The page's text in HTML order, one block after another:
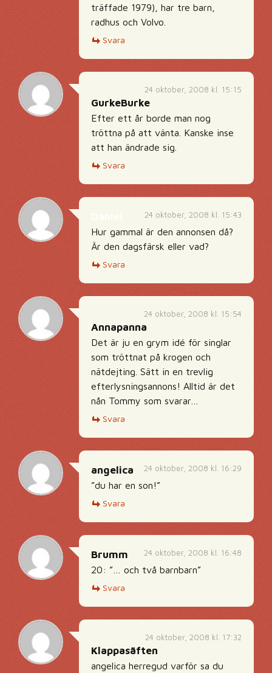
träffade 1979), har tre barn,
radhus och Volvo.
Svara
24 oktober, 2008 kl. 15:15
GurkeBurke
Efter ett år borde man nog
tröttna på att vänta. Kanske inse
att han ändrade sig.
Svara
24 oktober, 2008 kl. 15:43
Hur gammal är den annonsen då?
Är den dagsfärsk eller vad?
Svara
24 oktober, 2008 kl. 15:54
Annapanna
Det är ju en grym idé för singlar
som tröttnat på krogen och
nätdejting. Sätt in en trevlig
efterlysningsannons! Alltid är det
nån Tommy som svarar…
Svara
24 oktober, 2008 kl. 16:29
angelica
”du har en son!”
Svara
24 oktober, 2008 kl. 16:48
Brumm
20: ”… och två barnbarn”
Svara
24 oktober, 2008 kl. 17:32
Klappasäften
angelica herregud varför sa du